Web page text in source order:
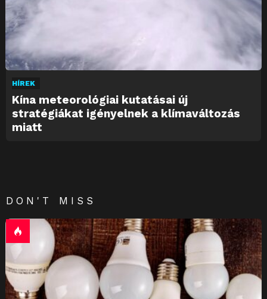
HÍREK
Kína meteorológiai kutatásai új
stratégiákat igényelnek a klímaváltozás
miatt
DON'T MISS